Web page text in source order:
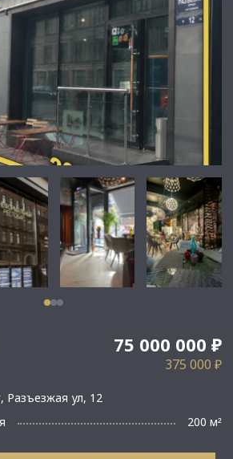
75 000 000 ₽
375 000 ₽
Разъезжая ул, 12
200 м²